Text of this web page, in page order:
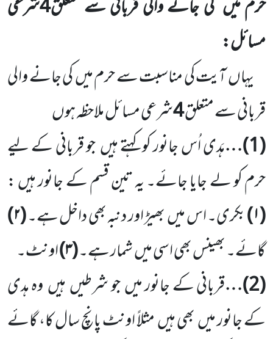
حَرم میں کی جانے والی قربانی سے متعلق4شرعی
مسائل:
یہاںآیت کی مناسبت سے حرم میںکی جانے والی
قربانی سے متعلق4شرعی مسائل ملاحظہ ہوں
(
1
)…ہَدی اُس جانور کو کہتے ہیںجو قربانی کے لیے
حرم کو لے جایا جائے۔ یہ تین قسم کے جانور ہیں :
(۱) بکری۔ اس میںبھیڑ اور دنبہ بھی داخل ہے۔(۲)
گائے۔ بھینس بھی اسی میںشمار ہے۔(۳) اونٹ۔
(
2
)…قربانی کے جانور میںجو شرطیںہیںوہ ہدی
کے جانور میںبھی ہیںمثلاً اونٹ پانچ سال کا، گائے